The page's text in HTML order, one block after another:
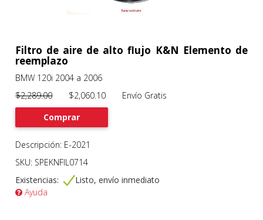
Previous
Filtro de aire de alto flujo K&N Elemento de
reemplazo
BMW 120i 2004 a 2006
$2,289.00$2,060.10 Envío Gratis
Comprar
Descripción: E-2021
SKU: SPEKNFIL0714
Existencias:
Listo, envío inmediato
Ayuda